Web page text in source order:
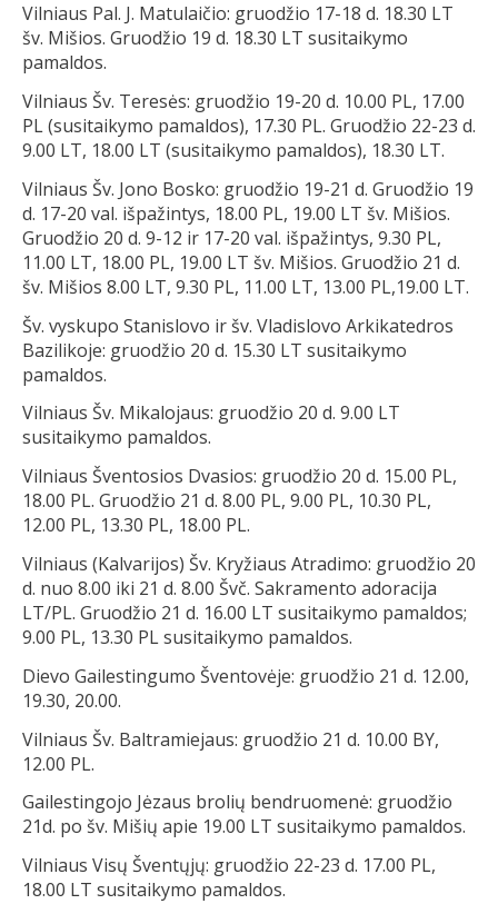
Vilniaus Pal. J. Matulaičio: gruodžio 17-18 d. 18.30 LT
šv. Mišios. Gruodžio 19 d. 18.30 LT susitaikymo
pamaldos.
Vilniaus Šv. Teresės: gruodžio 19-20 d. 10.00 PL, 17.00
PL (susitaikymo pamaldos), 17.30 PL. Gruodžio 22-23 d.
9.00 LT, 18.00 LT (susitaikymo pamaldos), 18.30 LT.
Vilniaus Šv. Jono Bosko: gruodžio 19-21 d. Gruodžio 19
d. 17-20 val. išpažintys, 18.00 PL, 19.00 LT šv. Mišios.
Gruodžio 20 d. 9-12 ir 17-20 val. išpažintys, 9.30 PL,
11.00 LT, 18.00 PL, 19.00 LT šv. Mišios. Gruodžio 21 d.
šv. Mišios 8.00 LT, 9.30 PL, 11.00 LT, 13.00 PL,19.00 LT.
Šv. vyskupo Stanislovo ir šv. Vladislovo Arkikatedros
Bazilikoje: gruodžio 20 d. 15.30 LT susitaikymo
pamaldos.
Vilniaus Šv. Mikalojaus: gruodžio 20 d. 9.00 LT
susitaikymo pamaldos.
Vilniaus Šventosios Dvasios: gruodžio 20 d. 15.00 PL,
18.00 PL. Gruodžio 21 d. 8.00 PL, 9.00 PL, 10.30 PL,
12.00 PL, 13.30 PL, 18.00 PL.
Vilniaus (Kalvarijos) Šv. Kryžiaus Atradimo: gruodžio 20
d. nuo 8.00 iki 21 d. 8.00 Švč. Sakramento adoracija
LT/PL. Gruodžio 21 d. 16.00 LT susitaikymo pamaldos;
9.00 PL, 13.30 PL susitaikymo pamaldos.
Dievo Gailestingumo Šventovėje: gruodžio 21 d. 12.00,
19.30, 20.00.
Vilniaus Šv. Baltramiejaus: gruodžio 21 d. 10.00 BY,
12.00 PL.
Gailestingojo Jėzaus brolių bendruomenė: gruodžio
21d. po šv. Mišių apie 19.00 LT susitaikymo pamaldos.
Vilniaus Visų Šventųjų: gruodžio 22-23 d. 17.00 PL,
18.00 LT susitaikymo pamaldos.